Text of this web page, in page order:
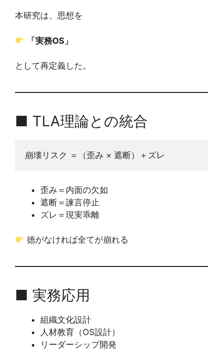
本研究は、思想を
「実務OS」
として再定義した。
■ TLA理論との統合
崩壊リスク ＝（歪み × 遮断）＋ズレ
歪み＝内面の欠如
遮断＝諫言停止
ズレ＝現実乖離
徳がなければ全てが崩れる
■ 実務応用
組織文化設計
人材教育（OS設計）
リーダーシップ開発